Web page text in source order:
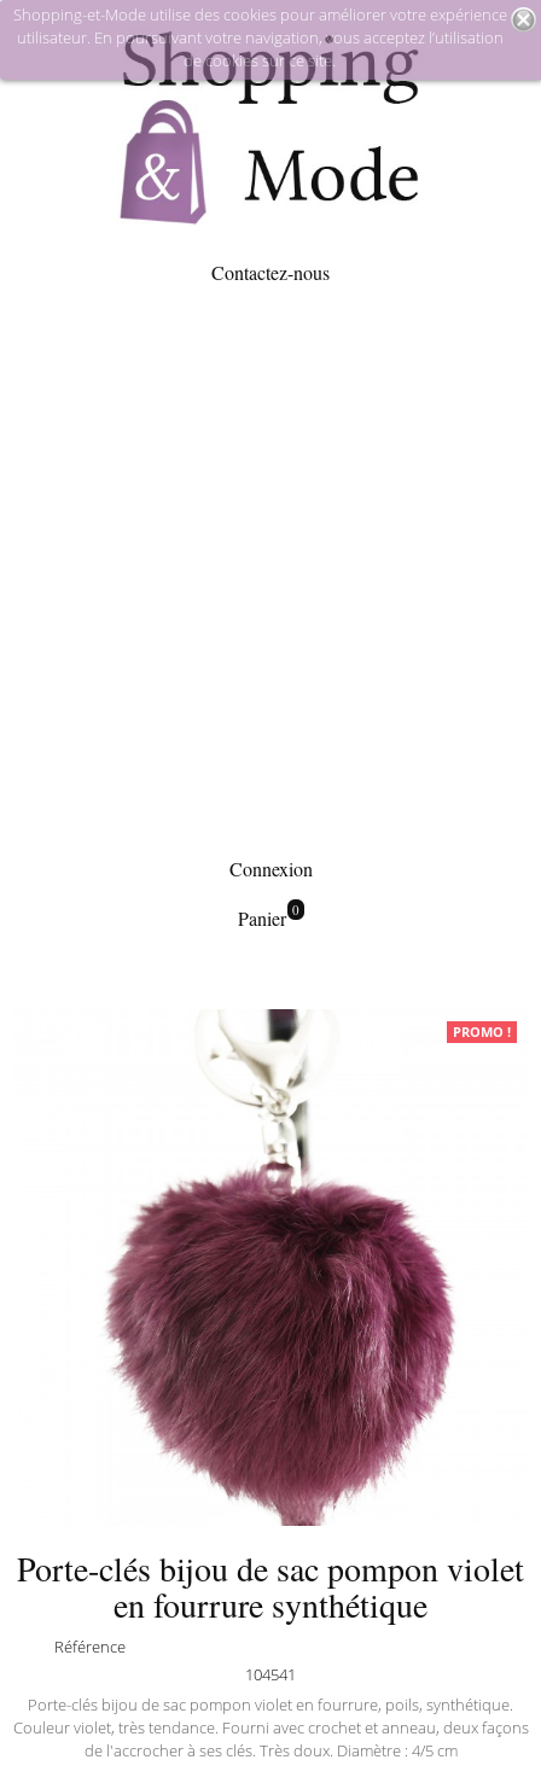
Contactez-nous
Connexion
Panier 0
Shopping-et-Mode utilise des cookies pour améliorer votre expérience
utilisateur. En poursuivant votre navigation, vous acceptez l’utilisation
de cookies sur ce site.
Porte-clés / Bijoux de sac
Porte-clés bijou de sac pompon
violet en fourrure synthétique
PROMO !
Porte-clés bijou de sac pompon violet
en fourrure synthétique
Référence
104541
Porte-clés bijou de sac pompon violet en fourrure, poils, synthétique.
Couleur violet, très tendance. Fourni avec crochet et anneau, deux façons
de l'accrocher à ses clés. Très doux. Diamètre : 4/5 cm